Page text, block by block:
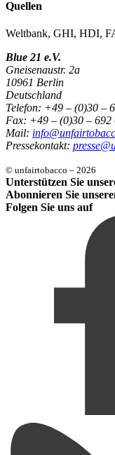
Quellen
Weltbank, GHI, HDI,
Blue 21 e.V.
Gneisenaustr. 2a
10961 Berlin
Deutschland
Telefon: +49 – (0)30 –
Fax: +49 – (0)30 – 692
Mail:
Pressekontakt:
© unfairtobacco – 2026
Unterstützen Sie
Abonnieren Sie
Folgen Sie uns auf